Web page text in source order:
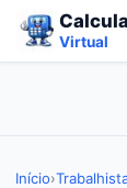
Virtual
Início›